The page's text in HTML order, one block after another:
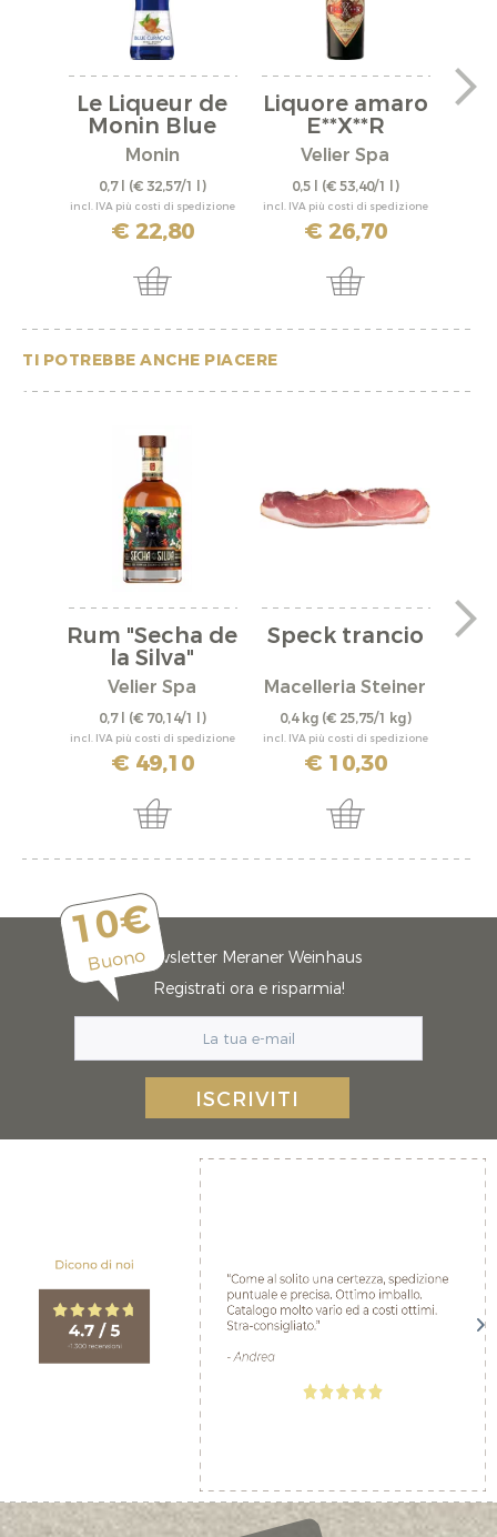
Le Liqueur de
Monin Blue
Curacao
Monin
0,7 l (€ 32,57/1 l)
incl. IVA più costi di spedizione
€ 22,80
Liquore amaro
E**X**R
Velier Spa
0,5 l (€ 53,40/1 l)
incl. IVA più costi di spedizione
€ 26,70
TI POTREBBE ANCHE PIACERE
Rum "Secha de
la Silva"
Velier Spa
0,7 l (€ 70,14/1 l)
incl. IVA più costi di spedizione
€ 49,10
Speck trancio
Macelleria Steiner
0,4 kg (€ 25,75/1 kg)
incl. IVA più costi di spedizione
€ 10,30
10€
BuonoNewsletter Meraner Weinhaus
Registrati ora e risparmia!
ISCRIVITI